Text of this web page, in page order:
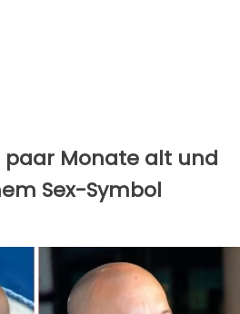
paar Monate alt und
Sex-Symbol